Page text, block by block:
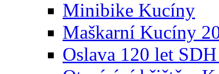
Minibike Kucíny
Maškarní Kucíny
Oslava 120 let